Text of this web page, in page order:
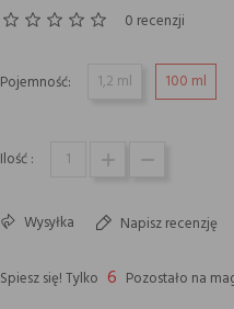
0 recenzji
Pojemność: 1,2 ml 100 ml
Ilość :
Wysyłka Napisz recenzję
Spiesz się! Tylko 6 Pozostało na